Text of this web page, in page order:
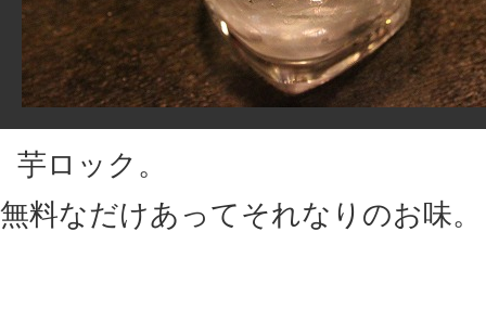
芋ロック。
無料なだけあってそれなりのお味。